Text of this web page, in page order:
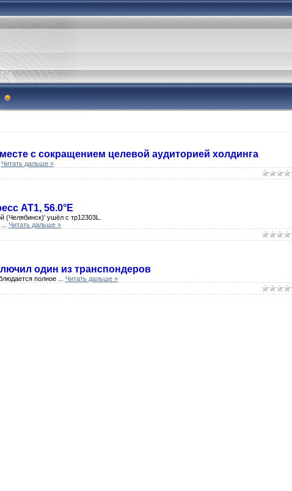
с сокращением целевой аудиторией холдинга
Читать дальше »
AT1, 56.0°E
(Челябинск)' ушёл с тр12303L.
Читать дальше »
один из транспондеров
полное Читать дальше »